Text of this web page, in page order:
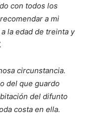
con todos los
a mi
la edad de treinta y
circunstancia.
del que guardo
del difunto
costa en ella.